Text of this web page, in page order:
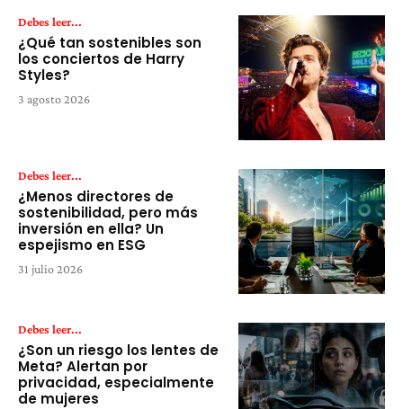
Debes leer...
¿Qué tan sostenibles son
los conciertos de Harry
Styles?
3 agosto 2026
Debes leer...
¿Menos directores de
sostenibilidad, pero más
inversión en ella? Un
espejismo en ESG
31 julio 2026
Debes leer...
¿Son un riesgo los lentes de
Meta? Alertan por
privacidad, especialmente
de mujeres